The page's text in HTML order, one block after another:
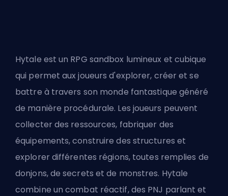
Hytale est un RPG sandbox lumineux et cubique
qui permet aux joueurs d'explorer, créer et se
battre à travers son monde fantastique généré
de manière procédurale. Les joueurs peuvent
collecter des ressources, fabriquer des
équipements, construire des structures et
explorer différentes régions, toutes remplies de
donjons, de secrets et de monstres. Hytale
combine un combat réactif, des PNJ parlant et